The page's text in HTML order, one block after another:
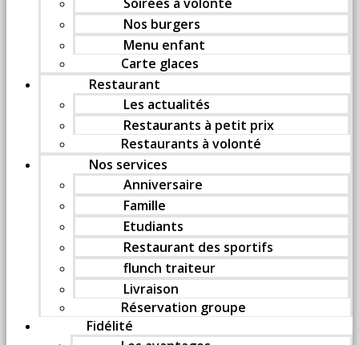
Nos burgers
Menu enfant
Carte glaces
Restaurant
Les actualités
Restaurants à petit prix
Restaurants à volonté
Nos services
Anniversaire
Famille
Etudiants
Restaurant des sportifs
flunch traiteur
Livraison
Réservation groupe
Fidélité